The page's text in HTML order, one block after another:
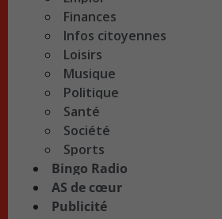
Finances
Infos citoyennes
Loisirs
Musique
Politique
Santé
Société
Sports
Bingo Radio
AS de cœur
Publicité